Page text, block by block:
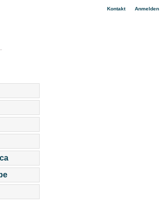
Kontakt| Anmelden